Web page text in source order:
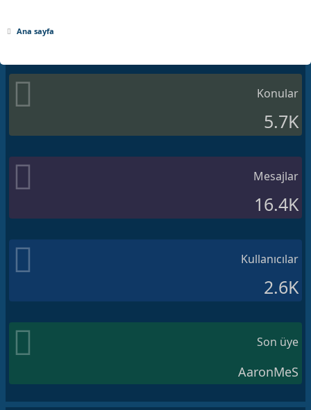
Ana sayfa
Konular
5.7K
Mesajlar
16.4K
Kullanıcılar
2.6K
Son üye
AaronMeS